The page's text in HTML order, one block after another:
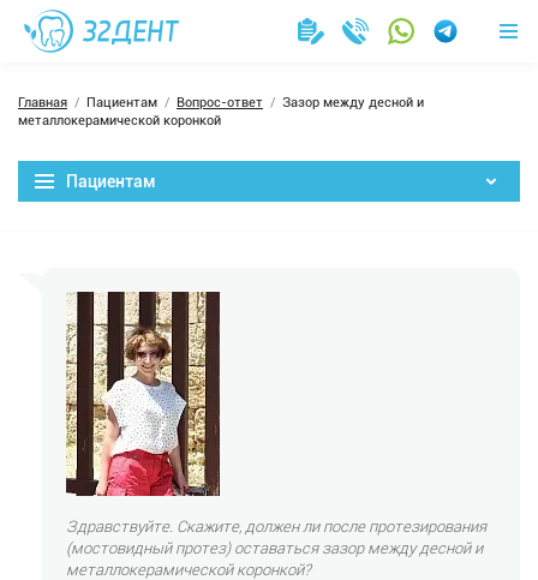
Главная Пациентам Вопрос-ответ
Зазор между десной и
металлокерамической коронкой
Пациентам
Здравствуйте. Скажите, должен ли после протезирования
(мостовидный протез) оставаться зазор между десной и
металлокерамической коронкой?